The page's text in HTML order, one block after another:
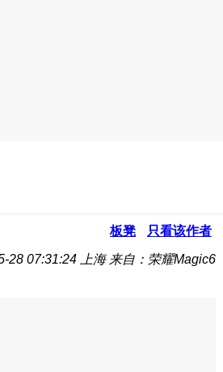
板凳 只看该作者
28 07:31:24 上海 来自：荣耀Magic6